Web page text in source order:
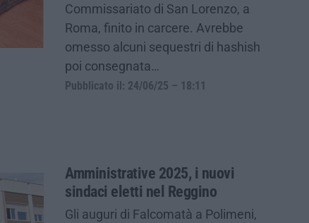
Commissariato di San Lorenzo, a
Roma, finito in carcere. Avrebbe
omesso alcuni sequestri di hashish
poi consegnata…
Pubblicato il: 24/06/25 – 18:11
Amministrative 2025, i nuovi
sindaci eletti nel Reggino
Gli auguri di Falcomatà a Polimeni,